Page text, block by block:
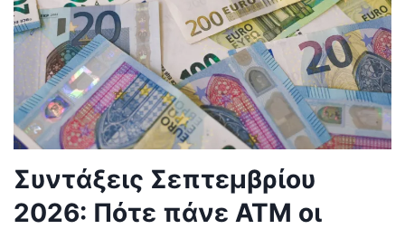
Συντάξεις Σεπτεμβρίου
2026: Πότε πάνε ΑΤΜ οι